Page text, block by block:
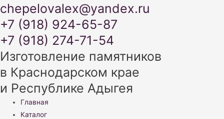
chepelovalex@yandex.ru
+7 (918) 924-65-87
+7 (918) 274-71-54
Изготовление памятников
в Краснодарском крае
и Республике Адыгея
Меню
Главная
Каталог